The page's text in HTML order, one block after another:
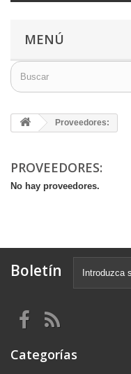
MENÚ
Proveedores:
PROVEEDORES:
No hay proveedores.
Boletín
Categorías